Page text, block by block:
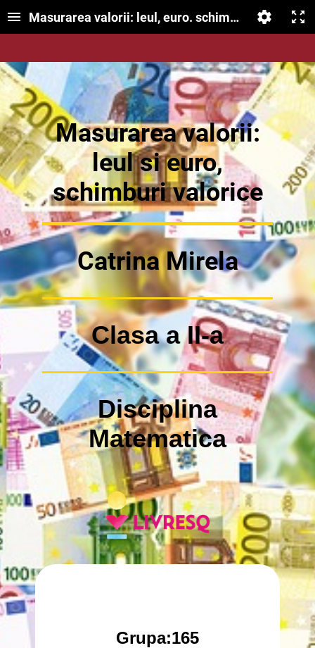
Masurarea valorii: leul, euro. schimburi valorice
Masurarea valorii:
leul si euro,
schimburi valorice
Catrina Mirela
Clasa a II-a
Disciplina
Matematica
Grupa:165